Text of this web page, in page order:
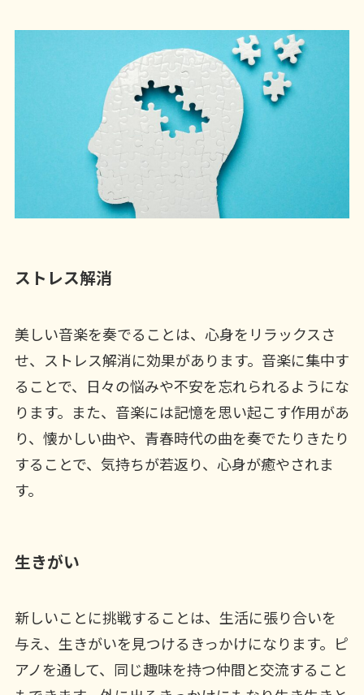
ストレス解消
美しい音楽を奏でることは、心身をリラックスさ
せ、ストレス解消に効果があります。音楽に集中す
ることで、日々の悩みや不安を忘れられるようにな
ります。また、音楽には記憶を思い起こす作用があ
り、懐かしい曲や、青春時代の曲を奏でたりきたり
することで、気持ちが若返り、心身が癒やされま
す。
生きがい
新しいことに挑戦することは、生活に張り合いを
与え、生きがいを見つけるきっかけになります。ピ
アノを通して、同じ趣味を持つ仲間と交流すること